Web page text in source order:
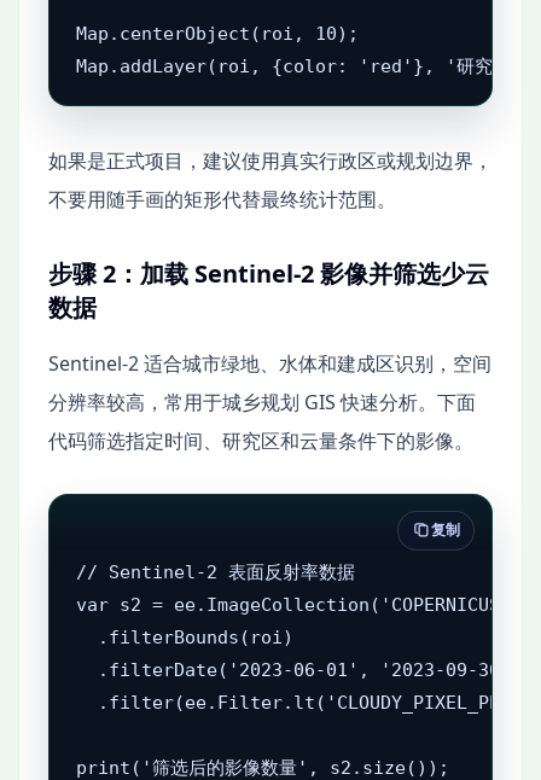
Map.centerObject(roi, 10);
Map.addLayer(roi, {color: 'red'}, '研究区
如果是正式项目，建议使用真实行政区或规划边界，
不要用随手画的矩形代替最终统计范围。
步骤 2：加载 Sentinel-2 影像并筛选少云
数据
Sentinel-2 适合城市绿地、水体和建成区识别，空间
分辨率较高，常用于城乡规划 GIS 快速分析。下面
代码筛选指定时间、研究区和云量条件下的影像。
// Sentinel-2 表面反射率数据
var s2 = ee.ImageCollection('COPERNICUS/
  .filterBounds(roi)
  .filterDate('2023-06-01', '2023-09-30')
print('筛选后的影像数量', s2.size());
复制